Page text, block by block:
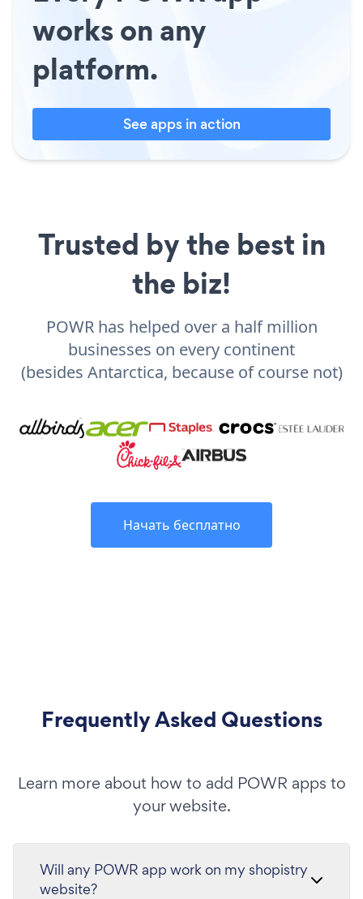
works on any
platform.
See apps in action
Trusted by the best in
the biz!
POWR has helped over a half million
businesses on every continent
(besides Antarctica, because of course not)
Начать бесплатно
Frequently Asked Questions
Learn more about how to add POWR apps to
your website.
Will any POWR app work on my shopistry
website?